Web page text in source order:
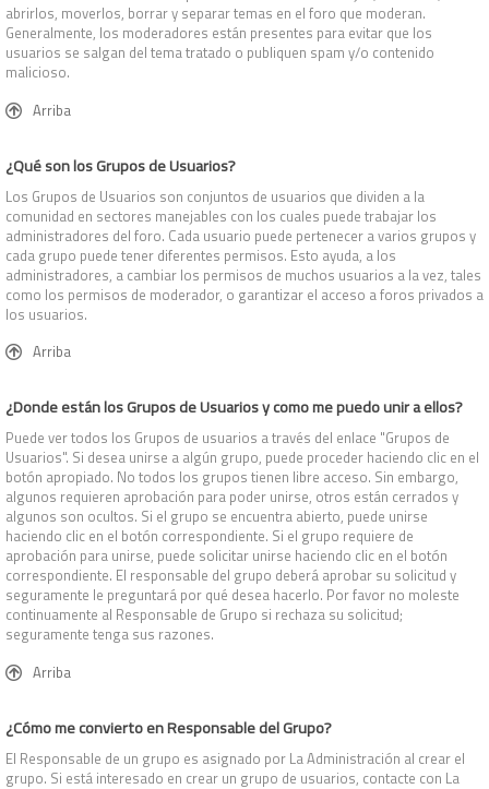
abrirlos, moverlos, borrar y separar temas en el foro que moderan.
Generalmente, los moderadores están presentes para evitar que los
usuarios se salgan del tema tratado o publiquen spam y/o contenido
malicioso.
Arriba
¿Qué son los Grupos de Usuarios?
Los Grupos de Usuarios son conjuntos de usuarios que dividen a la
comunidad en sectores manejables con los cuales puede trabajar los
administradores del foro. Cada usuario puede pertenecer a varios grupos y
cada grupo puede tener diferentes permisos. Esto ayuda, a los
administradores, a cambiar los permisos de muchos usuarios a la vez, tales
como los permisos de moderador, o garantizar el acceso a foros privados a
los usuarios.
Arriba
¿Donde están los Grupos de Usuarios y como me puedo unir a ellos?
Puede ver todos los Grupos de usuarios a través del enlace "Grupos de
Usuarios". Si desea unirse a algún grupo, puede proceder haciendo clic en el
botón apropiado. No todos los grupos tienen libre acceso. Sin embargo,
algunos requieren aprobación para poder unirse, otros están cerrados y
algunos son ocultos. Si el grupo se encuentra abierto, puede unirse
haciendo clic en el botón correspondiente. Si el grupo requiere de
aprobación para unirse, puede solicitar unirse haciendo clic en el botón
correspondiente. El responsable del grupo deberá aprobar su solicitud y
seguramente le preguntará por qué desea hacerlo. Por favor no moleste
continuamente al Responsable de Grupo si rechaza su solicitud;
seguramente tenga sus razones.
Arriba
¿Cómo me convierto en Responsable del Grupo?
El Responsable de un grupo es asignado por La Administración al crear el
grupo. Si está interesado en crear un grupo de usuarios, contacte con La